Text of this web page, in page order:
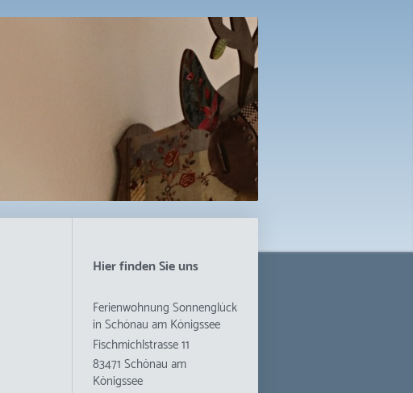
Hier finden Sie uns
Ferienwohnung Sonnenglück
in Schönau am Königssee
Fischmichlstrasse11
83471 Schönau am
Königssee